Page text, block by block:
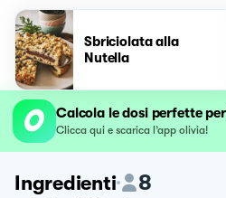
Sbriciolata alla
Nutella
Calcola le dosi perfette
Clicca qui e scarica l’app olivia!
Ingredienti 8